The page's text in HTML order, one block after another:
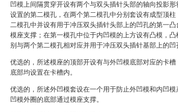
凹模上间隔贯穿开设有两个与双头插针头部的轴向投影
设置的第二模孔，在两个第二模孔中分别套设有成型顶
二模孔中并设有用于冲压双头插针头部上的凹孔的第一
模座支撑；在第一模孔中位于内凹模的上方设有凸模，
别与两个第二模孔相对应并用于冲压双头插针基部上的凹
优选的，所述模座的顶部开设有与外凹模底部对应的卡
底部均设置在卡槽内。
优选的，所述外凹模套设在一个用于防止外凹模和内凹模
凹模外圈的底部通过模座支撑。